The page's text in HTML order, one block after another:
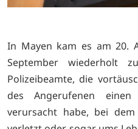
In Mayen kam es am 20.
September wiederholt
Polizeibeamte, die
des Angerufenen einen
verursacht habe, bei